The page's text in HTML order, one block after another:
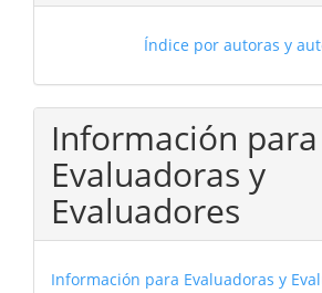
Índice por autoras y
Información para
Evaluadoras y
Evaluadores
Información para Evaluadoras y